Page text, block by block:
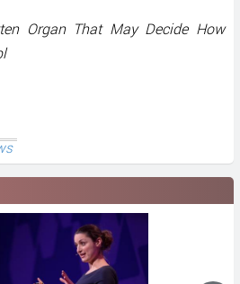
Organ That May Decide How